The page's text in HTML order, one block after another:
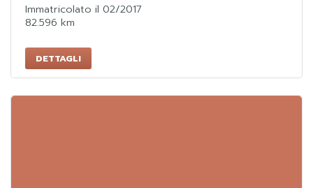
Immatricolato il 02/2017
82.596 km
DETTAGLI